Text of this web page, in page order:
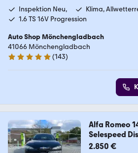
Inspektion Neu,
Klima,
1.6 TS 16V Progression
Auto Shop Mönchengladbach
41066 Mönchengladbach
4.9 Sterne
(143)
Alfa Romeo
Selespeed
2.850 €